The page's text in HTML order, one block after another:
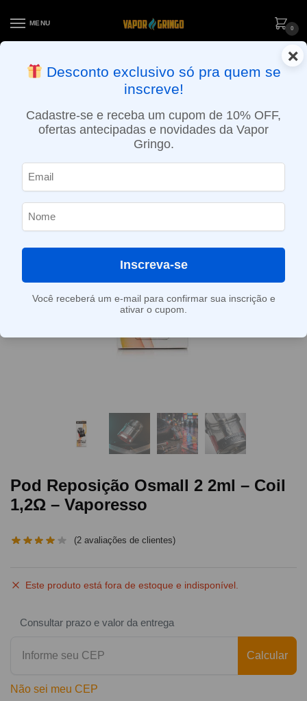
MENU
0
ENTREGA NO MESMO DIA EM SÃO PAULO (SEG A SEX): PEDIDOS
APROVADOS ATÉ 15:30 VIA MOTOBOY
Pod Reposição Osmall 2 2ml – Coil
1,2Ω – Vaporesso
(2 avaliações de clientes)
Este produto está fora de estoque e indisponível.
Consultar prazo e valor da entrega
Calcular
Não sei meu CEP
×
Desconto exclusivo só pra quem se
inscreve!
Cadastre-se e receba um cupom de 10% OFF,
ofertas antecipadas e novidades da Vapor
Gringo.
Inscreva-se
Você receberá um e-mail para confirmar sua inscrição e
ativar o cupom.